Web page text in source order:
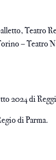
Teatro
– Teatro
2024 di
di Parma.